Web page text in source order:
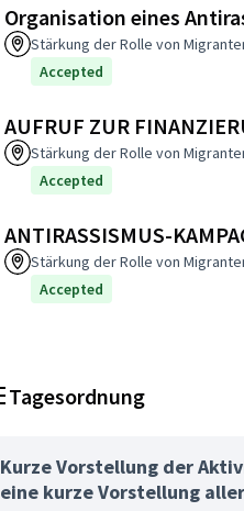
Organisation eines
Stärkung der Rolle von
Accepted
AUFRUF ZUR
Stärkung der Rolle von
Accepted
ANTIRASSISMUS-
Stärkung der Rolle von
Accepted
Tagesordnung
Kurze Vorstellung der
eine kurze Vorstellung